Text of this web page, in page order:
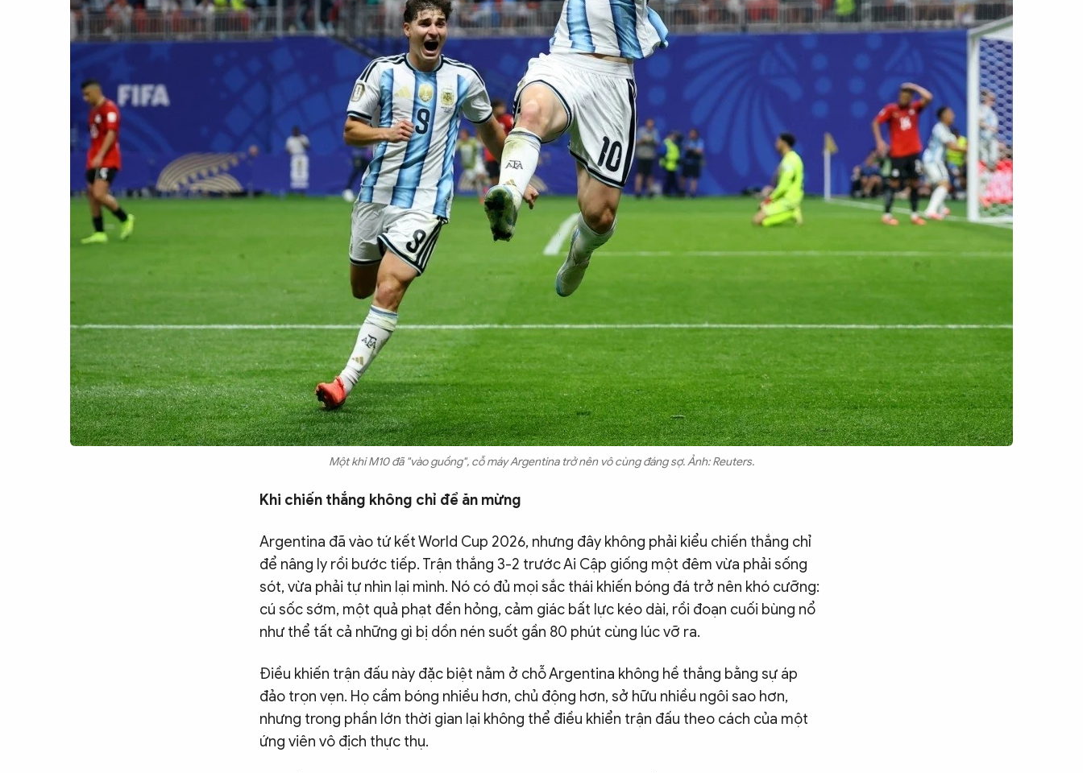
ĐA PHƯƠNG TIỆN
Infographic
Chuyên trang An ninh thế giới
Văn nghệ Công an
Một khi M10 đã "vào guồng", cỗ máy Argentina trở nên vô cùng đáng sợ. Ảnh: Reuters.
Khi chiến thắng không chỉ để ăn mừng
Argentina đã vào tứ kết World Cup 2026, nhưng đây không phải kiểu chiến thắng chỉ
để nâng ly rồi bước tiếp. Trận thắng 3-2 trước Ai Cập giống một đêm vừa phải sống
sót, vừa phải tự nhìn lại mình. Nó có đủ mọi sắc thái khiến bóng đá trở nên khó cưỡng:
cú sốc sớm, một quả phạt đền hỏng, cảm giác bất lực kéo dài, rồi đoạn cuối bùng nổ
như thể tất cả những gì bị dồn nén suốt gần 80 phút cùng lúc vỡ ra.
Điều khiến trận đấu này đặc biệt nằm ở chỗ Argentina không hề thắng bằng sự áp
đảo trọn vẹn. Họ cầm bóng nhiều hơn, chủ động hơn, sở hữu nhiều ngôi sao hơn,
nhưng trong phần lớn thời gian lại không thể điều khiển trận đấu theo cách của một
ứng viên vô địch thực thụ.